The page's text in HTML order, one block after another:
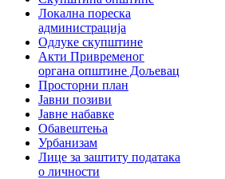
Локална пореска
администрација
Одлуке скупштине
Акти Привременог
органа општине Дољевац
Просторни план
Јавни позиви
Јавне набавке
Обавештења
Урбанизам
Лице за заштиту података
о личности